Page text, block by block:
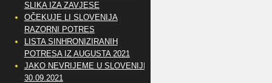
SLIKA IZA ZAVJESE
OČEKUJE LI SLOVENIJA
RAZORNI POTRES
LISTA SINHRONIZIRANIH
POTRESA IZ AUGUSTA 2021
JAKO NEVRIJEME U SLOVENIJI
30.09.2021